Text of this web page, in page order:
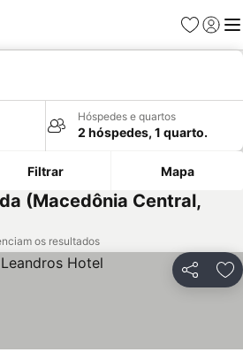
Favoritos
Iniciar
Hóspedes e quartos
2 hóspedes, 1 quarto.
Filtrar Mapa
(Macedônia Central,
os resultados
Partilhar